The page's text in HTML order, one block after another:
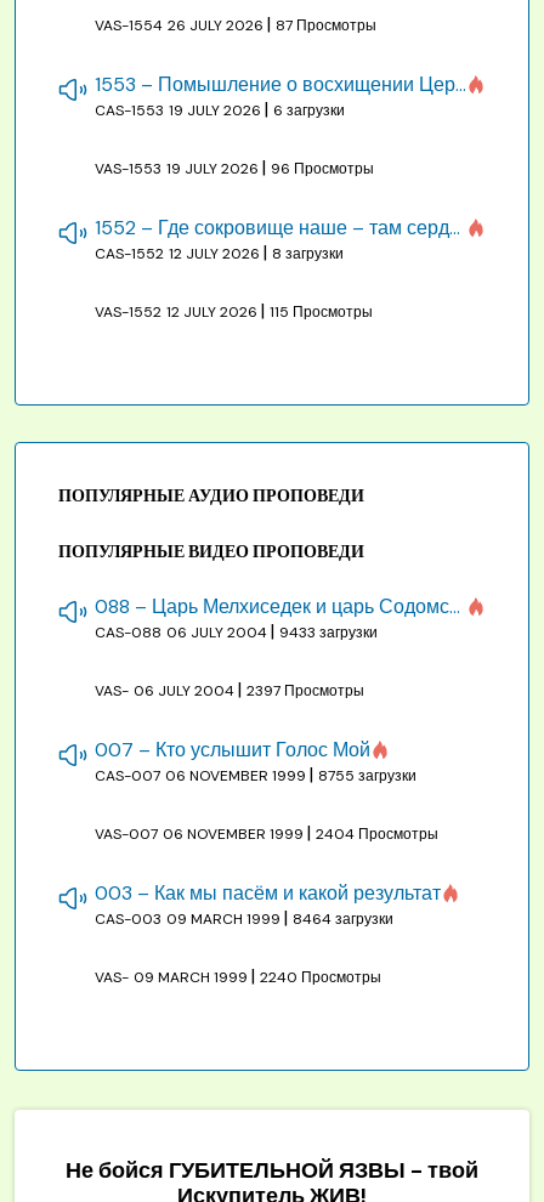
VAS-1554 26 JULY 2026 | 87 Просмотры
1553 – Помышление о восхищении Церкви на бракосочетании, во всякое время
CAS-1553 19 JULY 2026 | 6 загрузки
VAS-1553 19 JULY 2026 | 96 Просмотры
1552 – Где сокровище наше – там сердце, там помышления
CAS-1552 12 JULY 2026 | 8 загрузки
VAS-1552 12 JULY 2026 | 115 Просмотры
ПОПУЛЯРНЫЕ АУДИО ПРОПОВЕДИ
ПОПУЛЯРНЫЕ ВИДЕО ПРОПОВЕДИ
088 – Царь Мелхиседек и царь Содомский
CAS-088 06 JULY 2004| 9433 загрузки
VAS- 06 JULY 2004| 2397 Просмотры
007 – Кто услышит Голос Мой
CAS-007 06 NOVEMBER 1999 | 8755 загрузки
VAS-007 06 NOVEMBER 1999 | 2404 Просмотры
003 – Как мы пасём и какой результат
CAS-003 09 MARCH 1999 | 8464 загрузки
VAS- 09 MARCH 1999 | 2240 Просмотры
Не бойся ГУБИТЕЛЬНОЙ ЯЗВЫ - твой
Искупитель ЖИВ!